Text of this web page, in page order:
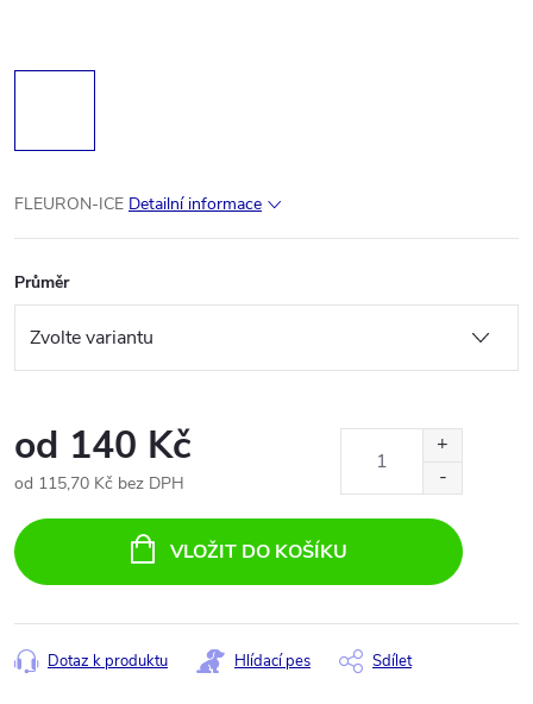
FLEURON-ICE Detailní informace
Průměr
od 140 Kč
od 115,70 Kč bez DPH
cena:
VLOŽIT DO KOŠÍKU
Dotaz k produktu Hlídací pes Sdílet